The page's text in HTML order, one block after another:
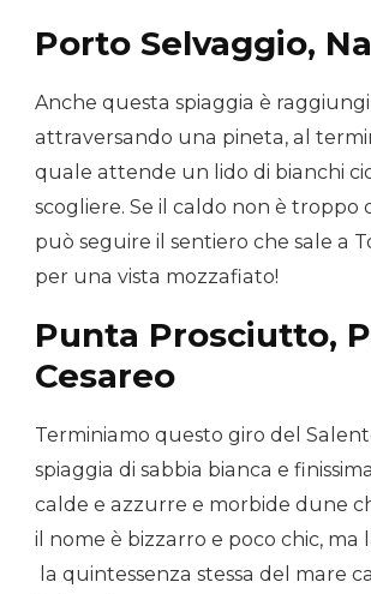
Porto Selvaggio,
Anche questa spiaggia è
attraversando una pineta, al
quale attende un lido di bianchi
scogliere. Se il caldo non è troppo
può seguire il sentiero che sale a
per una vista mozzafiato!
Punta Prosciutto,
Cesareo
Terminiamo questo giro del
spiaggia di sabbia bianca e
calde e azzurre e morbide dune
il nome è bizzarro e poco chic, ma
la quintessenza stessa del mare